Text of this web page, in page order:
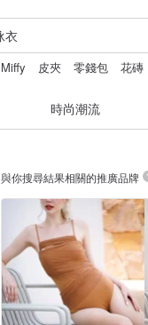
Miffy 皮夾 零錢包 花磚
時尚潮流
與你搜尋結果相關的推廣品牌